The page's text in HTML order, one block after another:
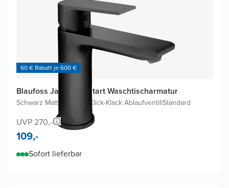
60 € Rabatt je 600 €
Blaufoss Jason EcoStart Waschtischarmatur
Schwarz Matt Inklusive Klick-Klack Ablaufventil|Standard
UVP 270,-
109,-
Sofort lieferbar